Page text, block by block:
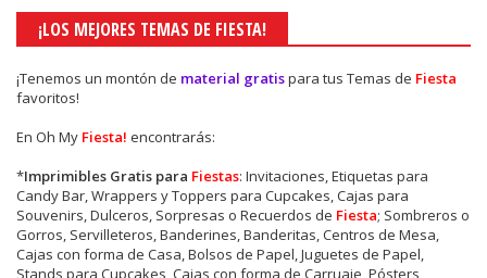
¡LOS MEJORES TEMAS DE FIESTA!
¡Tenemos un montón de material gratispara tus Temas de Fiesta
favoritos!
En Oh My Fiesta! encontrarás:
*Imprimibles Gratis para Fiestas: Invitaciones, Etiquetas para
Candy Bar, Wrappers y Toppers para Cupcakes, Cajas para
Souvenirs, Dulceros, Sorpresas o Recuerdos de Fiesta; Sombreros o
Gorros, Servilleteros, Banderines, Banderitas, Centros de Mesa,
Cajas con forma de Casa, Bolsos de Papel, Juguetes de Papel,
Stands para Cupcakes, Cajas con forma de Carruaje, Pósters,